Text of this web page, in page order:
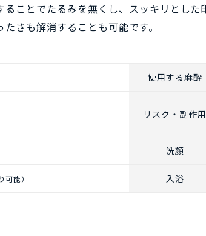
ことでたるみを無くし、スッキリとした
さも解消することも可能です。
使用する麻酔
リスク・副作用
洗顔
能） 入浴